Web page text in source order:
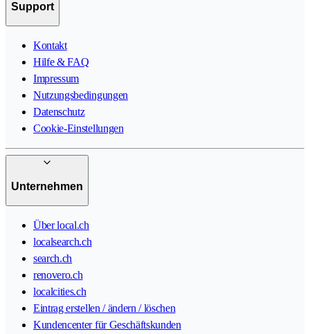
Support
Kontakt
Hilfe & FAQ
Impressum
Nutzungsbedingungen
Datenschutz
Cookie-Einstellungen
Unternehmen
Über local.ch
localsearch.ch
search.ch
renovero.ch
localcities.ch
Eintrag erstellen / ändern / löschen
Kundencenter für Geschäftskunden